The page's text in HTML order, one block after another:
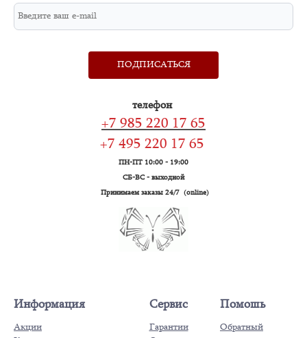
ПОДПИСАТЬСЯ
телефон
+7 985 220 17 65
+7 495 220 17 65
ПН-ПТ 10:00 - 19:00
СБ-ВС - выходной
Принимаем заказы 24/7 (online)
Информация
Акции
Сервис
Гарантии
Помошь
Обратный